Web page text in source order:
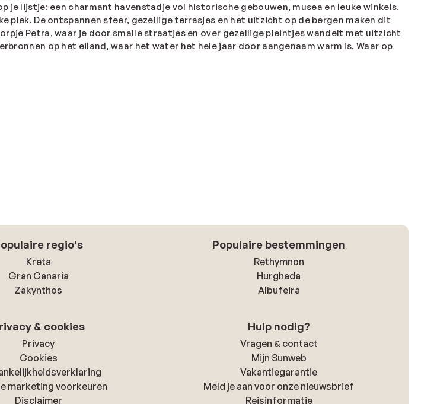
lijstje: een charmant havenstadje vol historische gebouwen, musea en leuke winkels.
plek. De ontspannen sfeer, gezellige terrasjes en het uitzicht op de bergen maken dit
Petra, waar je door smalle straatjes en over gezellige pleintjes wandelt met uitzicht
op het eiland, waar het water het hele jaar door aangenaam warm is. Waar op
regio's
Kreta
Gran Canaria
Zakynthos
Populaire bestemmingen
Rethymnon
Hurghada
Albufeira
& cookies
Privacy
Cookies
marketing voorkeuren
Disclaimer
Hulp nodig?
Vragen & contact
Mijn Sunweb
Vakantiegarantie
Meld je aan voor onze nieuwsbrief
Reisinformatie